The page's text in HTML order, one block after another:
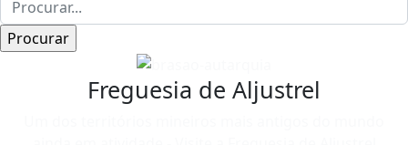
Freguesia de Aljustrel